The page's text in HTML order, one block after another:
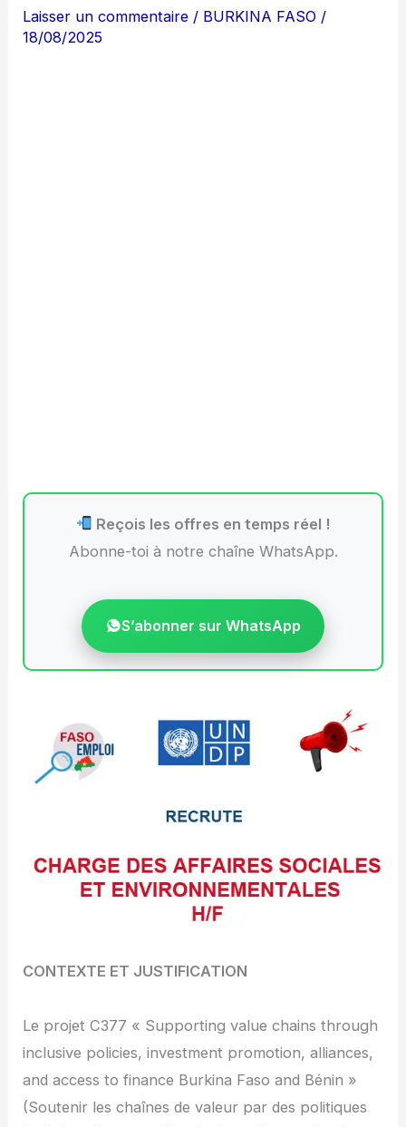
Laisser un commentaire / BURKINA FASO /
18/08/2025
Reçois les offres en temps réel !
Abonne-toi à notre chaîne WhatsApp.
S’abonner sur WhatsApp
CONTEXTE ET JUSTIFICATION
Le projet C377 « Supporting value chains through
inclusive policies, investment promotion, alliances,
and access to finance Burkina Faso and Bénin »
(Soutenir les chaînes de valeur par des politiques